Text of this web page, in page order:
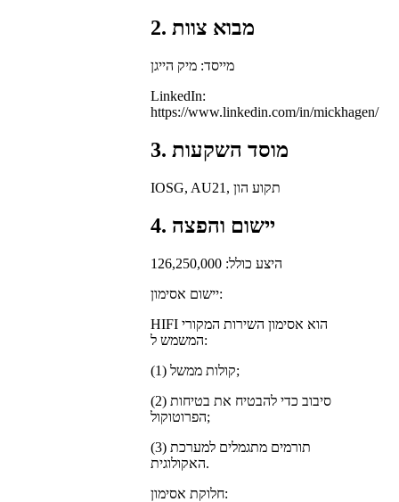
2. מבוא צוות
מייסד: מיק הייגן
LinkedIn:
https://www.linkedin.com/in/mickhagen/
3. מוסד השקעות
IOSG, AU21, תקוע הון
4. יישום והפצה
היצע כולל: 126,250,000
יישום אסימון:
HIFI הוא אסימון השירות המקורי
המשמש ל:
(1) קולות ממשל;
(2) סיבוב כדי להבטיח את בטיחות
הפרוטוקול;
(3) תורמים מתגמלים למערכת
האקולוגית.
חלוקת אסימון: